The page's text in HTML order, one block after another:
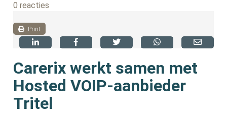
0 reacties
Print
Carerix werkt samen met
Hosted VOIP-aanbieder
Tritel